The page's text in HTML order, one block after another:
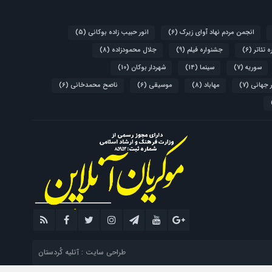
انجمن مردم نهاد آوای زیرک (6) انور حبیب زاده بوکانی (5)
تئاتر (6) جشنواره فیلم (9) جلال محمودزاده (8)
سوریه (7) سینما (14) شهردار بوکان (10)
جهانی (7) مهاباد (8) موسیقی (6) ناصح محمدخانی (6)
طراحی سایت : آتلیه کُردستان